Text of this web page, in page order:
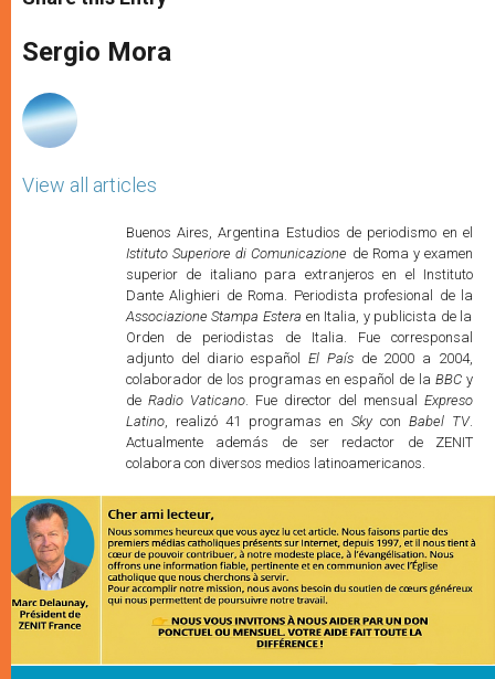
s
p
p
e
g
e
b
o
k
Sergio Mora
View all articles
Buenos Aires, Argentina Estudios de periodismo en el
Istituto Superiore di Comunicazione de Roma y examen
superior de italiano para extranjeros en el Instituto
Dante Alighieri de Roma. Periodista profesional de la
Associazione Stampa Estera en Italia, y publicista de la
Orden de periodistas de Italia. Fue corresponsal
adjunto del diario españolEl Paísde 2000 a 2004,
colaborador de los programas en español de la BBCy
de Radio Vaticano. Fue director del mensualExpreso
Latino, realizó 41 programas en Skycon Babel TV.
Actualmente además de ser redactor de ZENIT
colabora con diversos medios latinoamericanos.